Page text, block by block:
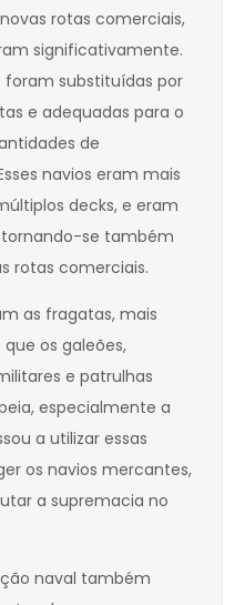
rotas comerciais,
significativamente.
foram substituídas por
e adequadas para o
de
navios eram mais
decks, e eram
se também
rotas comerciais.
as fragatas, mais
os galeões,
e patrulhas
especialmente a
a utilizar essas
os navios mercantes,
a supremacia no
naval também